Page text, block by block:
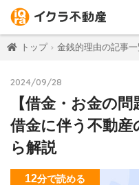
トップ 金銭的理由の記事一
2024/09/28
【借金・お金の
借金に伴う不動
ら解説
12分で読める